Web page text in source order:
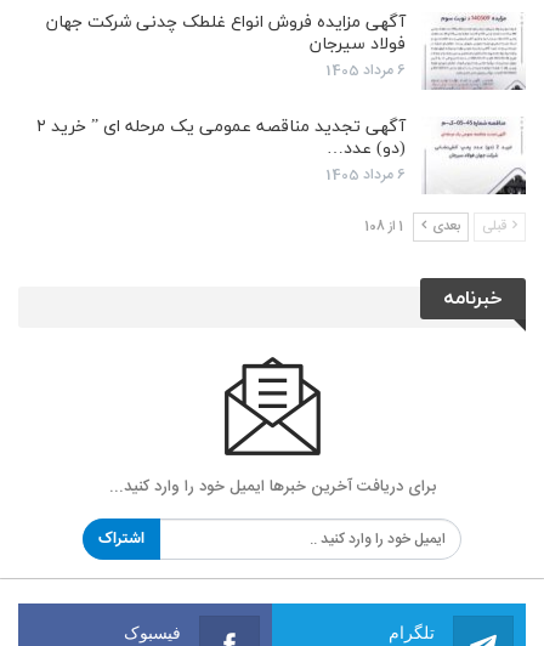
آگهی مزایده فروش انواع غلطک چدنی شرکت جهان
فولاد سیرجان
6 مرداد 1405
آگهی تجدید مناقصه عمومی یک مرحله ای ” خرید ۲
(دو) عدد…
6 مرداد 1405
قبلی بعدی 1 از 108
خبرنامه
برای دریافت آخرین خبرها ایمیل خود را وارد کنید...
اشتراک
تلگرام فیسبوک